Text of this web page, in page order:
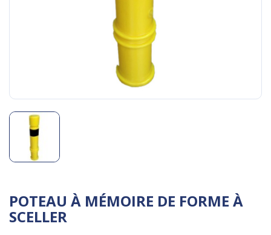
POTEAU À MÉMOIRE DE FORME À
SCELLER